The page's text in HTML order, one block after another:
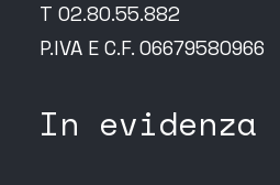
T 02.80.55.882
P.IVA E C.F. 06679580966
In evidenza